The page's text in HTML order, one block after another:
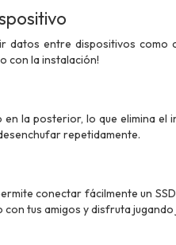
datos entre dispositivos como
con la instalación!
la posterior, lo que elimina el
repetidamente.
conectar fácilmente un
con tus amigos y disfruta jugando